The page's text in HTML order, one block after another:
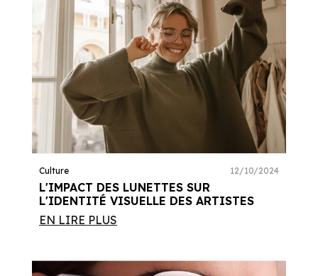
L'IMPACT DES LUNETTES SUR
L'IDENTITÉ VISUELLE DES ARTISTES
Culture 12/10/2024
EN LIRE PLUS